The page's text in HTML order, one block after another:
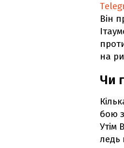
Він
на
Чи
бою
Утім
ледь